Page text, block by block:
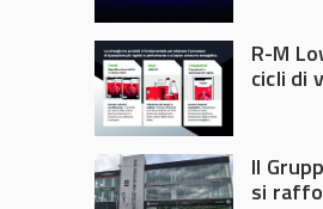
di
R-M
cicli di
tempi
Il
si